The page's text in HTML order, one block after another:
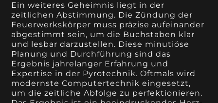
Ein weiteres Geheimnis liegt in der
zeitlichen Abstimmung. Die Zündung der
Feuerwerkskörper muss präzise aufeinander
abgestimmt sein, um die Buchstaben klar
und lesbar darzustellen. Diese minutiöse
Planung und Durchführung sind das
Ergebnis jahrelanger Erfahrung und
Expertise in der Pyrotechnik. Oftmals wird
modernste Computertechnik eingesetzt,
um die zeitliche Abfolge zu perfektionieren.